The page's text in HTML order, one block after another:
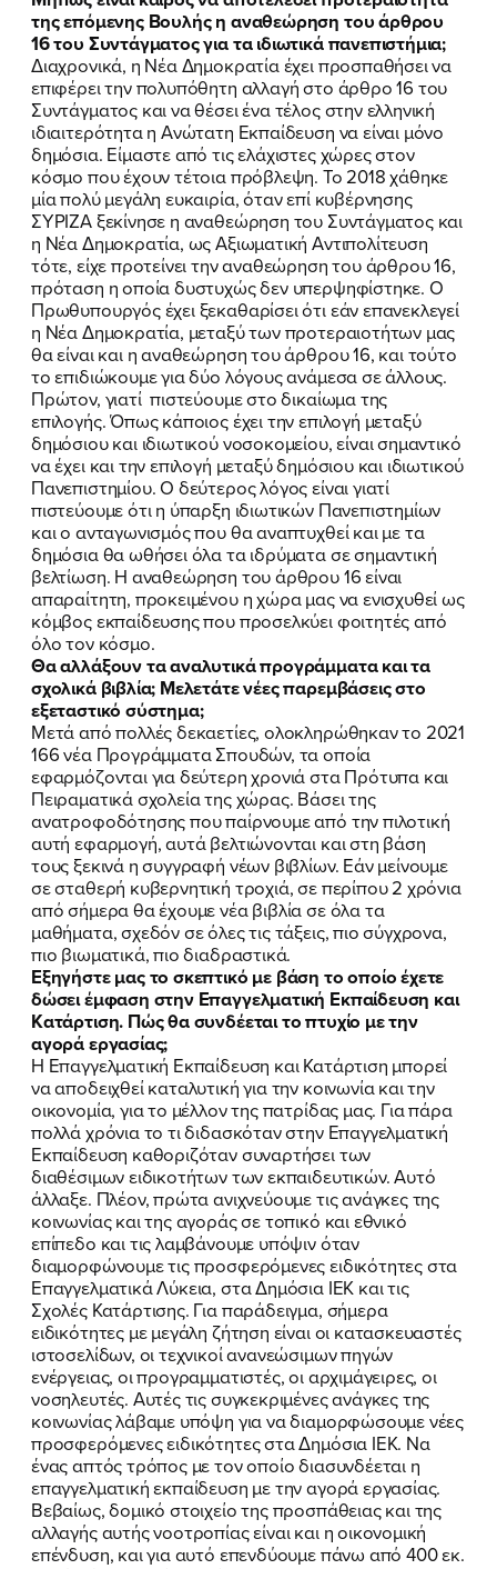
της επόμενης Βουλής η αναθεώρηση του άρθρου
16 του Συντάγματος για τα ιδιωτικά πανεπιστήμια;
Διαχρονικά, η Νέα Δημοκρατία έχει προσπαθήσει να
επιφέρει την πολυπόθητη αλλαγή στο άρθρο 16 του
Συντάγματος και να θέσει ένα τέλος στην ελληνική
ιδιαιτερότητα η Ανώτατη Εκπαίδευση να είναι μόνο
δημόσια. Είμαστε από τις ελάχιστες χώρες στον
κόσμο που έχουν τέτοια πρόβλεψη. Το 2018 χάθηκε
μία πολύ μεγάλη ευκαιρία, όταν επί κυβέρνησης
ΣΥΡΙΖΑ ξεκίνησε η αναθεώρηση του Συντάγματος και
η Νέα Δημοκρατία, ως Αξιωματική Αντιπολίτευση
τότε, είχε προτείνει την αναθεώρηση του άρθρου 16,
πρόταση η οποία δυστυχώς δεν υπερψηφίστηκε. Ο
Πρωθυπουργός έχει ξεκαθαρίσει ότι εάν επανεκλεγεί
η Νέα Δημοκρατία, μεταξύ των προτεραιοτήτων μας
θα είναι και η αναθεώρηση του άρθρου 16, και τούτο
το επιδιώκουμε για δύο λόγους ανάμεσα σε άλλους.
Πρώτον, γιατί πιστεύουμε στο δικαίωμα της
επιλογής. Όπως κάποιος έχει την επιλογή μεταξύ
δημόσιου και ιδιωτικού νοσοκομείου, είναι σημαντικό
να έχει και την επιλογή μεταξύ δημόσιου και ιδιωτικού
Πανεπιστημίου. Ο δεύτερος λόγος είναι γιατί
πιστεύουμε ότι η ύπαρξη ιδιωτικών Πανεπιστημίων
και ο ανταγωνισμός που θα αναπτυχθεί και με τα
δημόσια θα ωθήσει όλα τα ιδρύματα σε σημαντική
βελτίωση. Η αναθεώρηση του άρθρου 16 είναι
απαραίτητη, προκειμένου η χώρα μας να ενισχυθεί ως
κόμβος εκπαίδευσης που προσελκύει φοιτητές από
όλο τον κόσμο.
Θα αλλάξουν τα αναλυτικά προγράμματα και τα
σχολικά βιβλία; Μελετάτε νέες παρεμβάσεις στο
εξεταστικό σύστημα;
Μετά από πολλές δεκαετίες, ολοκληρώθηκαν το 2021
166 νέα Προγράμματα Σπουδών, τα οποία
εφαρμόζονται για δεύτερη χρονιά στα Πρότυπα και
Πειραματικά σχολεία της χώρας. Βάσει της
ανατροφοδότησης που παίρνουμε από την πιλοτική
αυτή εφαρμογή, αυτά βελτιώνονται και στη βάση
τους ξεκινά η συγγραφή νέων βιβλίων. Εάν μείνουμε
σε σταθερή κυβερνητική τροχιά, σε περίπου 2 χρόνια
από σήμερα θα έχουμε νέα βιβλία σε όλα τα
μαθήματα, σχεδόν σε όλες τις τάξεις, πιο σύγχρονα,
πιο βιωματικά, πιο διαδραστικά.
Εξηγήστε μας το σκεπτικό με βάση το οποίο έχετε
δώσει έμφαση στην Επαγγελματική Εκπαίδευση και
Κατάρτιση. Πώς θα συνδέεται το πτυχίο με την
αγορά εργασίας;
Η Επαγγελματική Εκπαίδευση και Κατάρτιση μπορεί
να αποδειχθεί καταλυτική για την κοινωνία και την
οικονομία, για το μέλλον της πατρίδας μας. Για πάρα
πολλά χρόνια το τι διδασκόταν στην Επαγγελματική
Εκπαίδευση καθοριζόταν συναρτήσει των
διαθέσιμων ειδικοτήτων των εκπαιδευτικών. Αυτό
άλλαξε. Πλέον, πρώτα ανιχνεύουμε τις ανάγκες της
κοινωνίας και της αγοράς σε τοπικό και εθνικό
επίπεδο και τις λαμβάνουμε υπόψιν όταν
διαμορφώνουμε τις προσφερόμενες ειδικότητες στα
Επαγγελματικά Λύκεια, στα Δημόσια ΙΕΚ και τις
Σχολές Κατάρτισης. Για παράδειγμα, σήμερα
ειδικότητες με μεγάλη ζήτηση είναι οι κατασκευαστές
ιστοσελίδων, οι τεχνικοί ανανεώσιμων πηγών
ενέργειας, οι προγραμματιστές, οι αρχιμάγειρες, οι
νοσηλευτές. Αυτές τις συγκεκριμένες ανάγκες της
κοινωνίας λάβαμε υπόψη για να διαμορφώσουμε νέες
προσφερόμενες ειδικότητες στα Δημόσια ΙΕΚ. Να
ένας απτός τρόπος με τον οποίο διασυνδέεται η
επαγγελματική εκπαίδευση με την αγορά εργασίας.
Βεβαίως, δομικό στοιχείο της προσπάθειας και της
αλλαγής αυτής νοοτροπίας είναι και η οικονομική
επένδυση, και για αυτό επενδύουμε πάνω από 400 εκ.